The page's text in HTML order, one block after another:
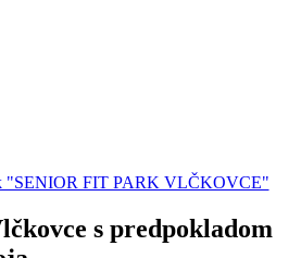
"SENIOR FIT PARK VLČKOVCE"
s predpokladom